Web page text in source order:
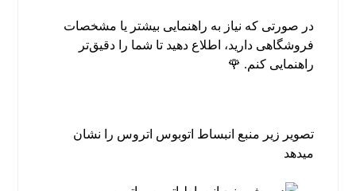
در صورتی که نیاز به راهنمایی بیشتر یا مشخصات
فروشگاهی دارید، اطلاع دهید تا شما را دقیق‌تر
راهنمایی کنم. 🌹
تصویر زیر منبع انبساط اتوبوس اتروس را نشان
میدهد